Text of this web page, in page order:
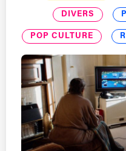
DIVERS
POP CULTURE